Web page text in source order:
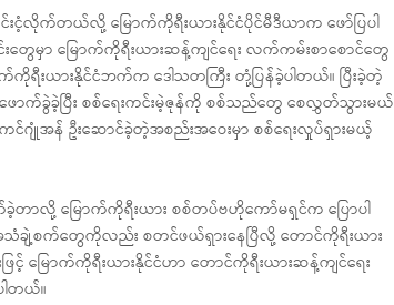
ငံ့လိုက်တယ်လို့ မြောက်ကိုရီးယားနိုင်ငံပိုင်မီဒီယာက ဖော်ပြပါ
တွေမှာ မြောက်ကိုရီးယားဆန့်ကျင်ရေး လက်ကမ်းစာစောင်တွေ
ရီးယားနိုင်ငံဘက်က ဒေါသတကြီး တုံ့ပြန်ခဲ့ပါတယ်။ ပြီးခဲ့တဲ့
ာက်ခွဲခဲ့ပြီး စစ်ရေးကင်းမဲ့ဇုန်ကို စစ်သည်တွေ စေလွှတ်သွားမယ်
ကင်ဂျုံအန် ဦးဆောင်ခဲ့တဲ့အစည်းအဝေးမှာ စစ်ရေးလှုပ်ရှားမယ့်
ခဲ့တာလို့ မြောက်ကိုရီးယား စစ်တပ်ဗဟိုကော်မရှင်က ပြောပါ
ျဲ့စက်တွေကိုလည်း စတင်ဖယ်ရှားနေပြီလို့ တောင်ကိုရီးယား
မြောက်ကိုရီးယားနိုင်ငံဟာ တောင်ကိုရီးယားဆန့်ကျင်ရေး
တယ်။